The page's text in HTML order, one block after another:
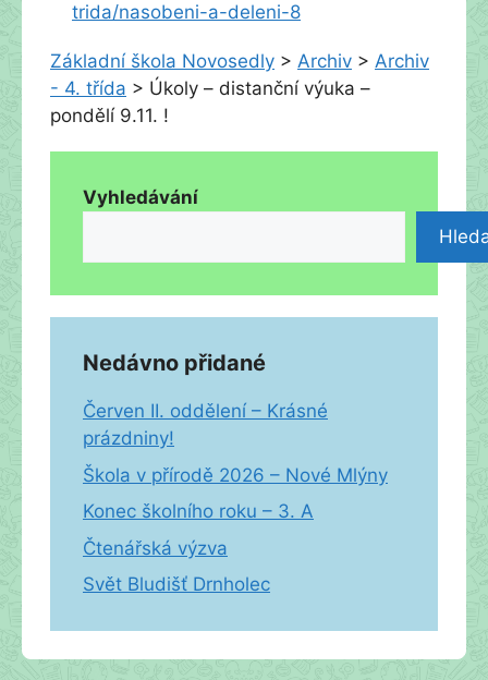
trida/nasobeni-a-deleni-8
Základní škola Novosedly > Archiv > Archiv
- 4. třída > Úkoly – distanční výuka –
pondělí 9.11. !
Vyhledávání
Nedávno přidané
Červen II. oddělení – Krásné
prázdniny!
Škola v přírodě 2026 – Nové Mlýny
Konec školního roku – 3. A
Čtenářská výzva
Svět Bludišť Drnholec